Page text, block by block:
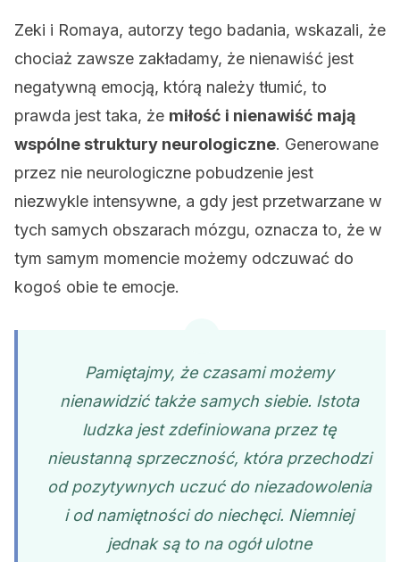
Zeki i Romaya, autorzy tego badania, wskazali, że
chociaż zawsze zakładamy, że nienawiść jest
negatywną emocją, którą należy tłumić, to
prawda jest taka, że miłość i nienawiść mają
wspólne struktury neurologiczne. Generowane
przez nie neurologiczne pobudzenie jest
niezwykle intensywne, a gdy jest przetwarzane w
tych samych obszarach mózgu, oznacza to, że w
tym samym momencie możemy odczuwać do
kogoś obie te emocje.
Pamiętajmy, że czasami możemy
nienawidzić także samych siebie. Istota
ludzka jest zdefiniowana przez tę
nieustanną sprzeczność, która przechodzi
od pozytywnych uczuć do niezadowolenia
i od namiętności do niechęci. Niemniej
jednak są to na ogół ulotne